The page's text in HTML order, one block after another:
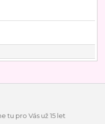
tu pro Vás už 15 let